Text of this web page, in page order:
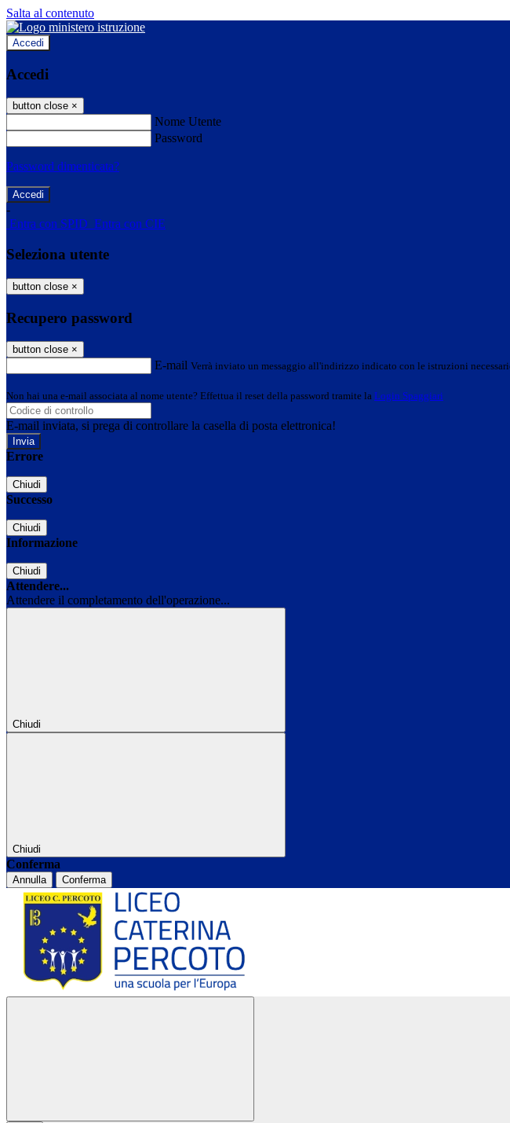
Salta al contenuto
Accedi
Accedi
button close ×
Nome Utente
Password
Password dimenticata?
-
Entra con SPID Entra con CIE
Seleziona utente
button close ×
Recupero password
button close ×
E-mail Verrà inviato un messaggio all'indirizzo indicato con le istruzioni
Non hai una e-mail associata al nome utente? Effettua il reset della password tramite la Login Spaggiari
E-mail inviata, si prega di controllare la casella di posta elettronica!
Errore
Chiudi
Successo
Chiudi
Informazione
Chiudi
Attendere...
Attendere il completamento dell'operazione...
Chiudi
Chiudi
Conferma
Annulla Conferma